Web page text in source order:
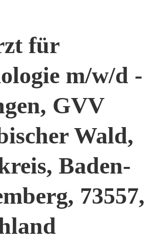
für
m/w/d -
GVV
Wald,
Baden-
73557,